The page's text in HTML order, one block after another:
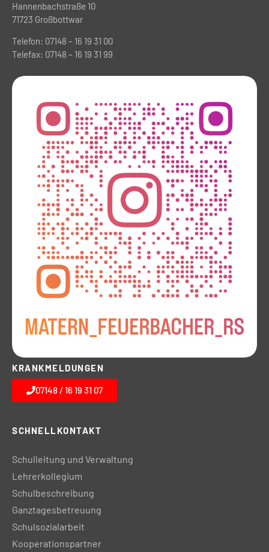
Hannenbachstraße 10
71723 Großbottwar
Telefon: 07148 – 16 19 31 00
Telefax: 07148 – 16 19 31 99
KRANKMELDUNGEN
07148 / 16 19 31 07
SCHNELLKONTAKT
Schulleitung und Verwaltung
Lehrerkollegium
Schulbeschreibung
Ganztagesbetreuung
Schulsozialarbeit
Kooperationspartner